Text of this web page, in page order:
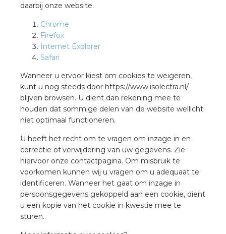
daarbij onze website.
Chrome
Firefox
Internet Explorer
Safari
Wanneer u ervoor kiest om cookies te weigeren,
kunt u nog steeds door https://www.isolectra.nl/
blijven browsen. U dient dan rekening mee te
houden dat sommige delen van de website wellicht
niet optimaal functioneren.
U heeft het recht om te vragen om inzage in en
correctie of verwijdering van uw gegevens. Zie
hiervoor onze contactpagina. Om misbruik te
voorkomen kunnen wij u vragen om u adequaat te
identificeren. Wanneer het gaat om inzage in
persoonsgegevens gekoppeld aan een cookie, dient
u een kopie van het cookie in kwestie mee te
sturen.